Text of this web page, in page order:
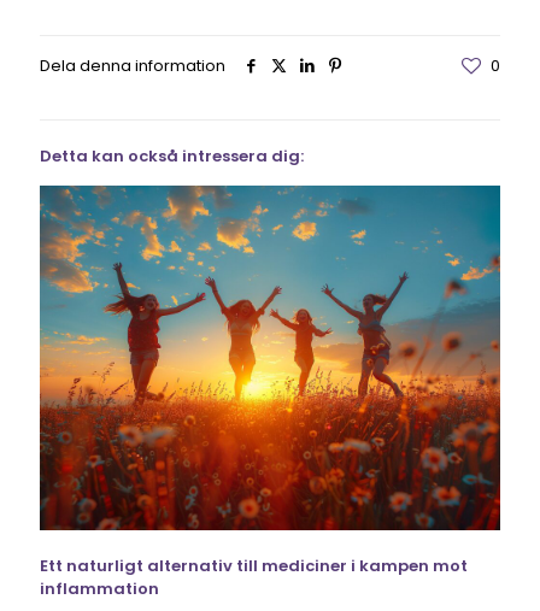
Dela denna information 0
Detta kan också intressera dig:
Ett naturligt alternativ till mediciner i kampen mot
inflammation